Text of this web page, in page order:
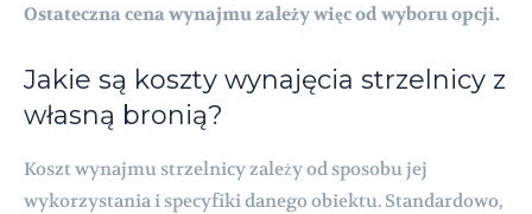
Ostateczna cena wynajmu zależy więc od wyboru opcji.
Jakie są koszty wynajęcia strzelnicy z
własną bronią?
Koszt wynajmu strzelnicy zależy od sposobu jej
wykorzystania i specyfiki danego obiektu. Standardowo,